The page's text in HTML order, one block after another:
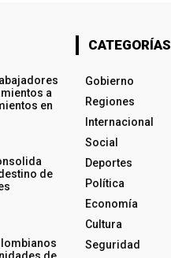
a
en
de
de
CATEGORÍAS
Gobierno
Regiones
Internacional
Social
Deportes
Política
Economía
Cultura
Seguridad